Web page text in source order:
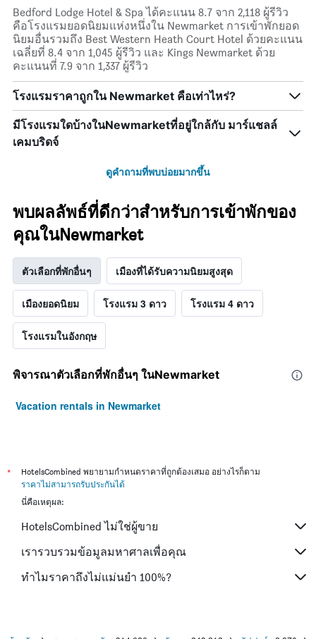
Bedford Lodge Hotel & Spa ได้คะแนน 8.7 จาก 2,118 ผู้รีวิว
คือโรงแรมยอดนิยมแห่งหนึ่งใน Newmarket การเข้าพักยอด
นิยมอื่นรวมถึง Best Western Heath Court Hotel ด้วยคะแนน
เฉลี่ยที่ 8.4 จาก 1,045 ผู้รีวิว และ Kings Newmarket ด้วย
คะแนนที่ 7.9 จาก 1,337 ผู้รีวิว
โรงแรมราคาถูกใน Newmarket คือเท่าไหร่?
มีโรงแรมใดบ้างในNewmarketที่อยู่ใกล้กับ มาร์แชลล์
เคมบริดจ์
ดูคำถามที่พบบ่อยมากขึ้น
พบผลลัพธ์ที่ดีกว่าสำหรับการเข้าพักของ
คุณในNewmarket
ตัวเลือกที่พักอื่นๆ เมืองที่ได้รับความนิยมสูงสุด
เมืองยอดนิยม โรงแรม 3 ดาว โรงแรม 4 ดาว
โรงแรมในอังกฤษ
พิจารณาตัวเลือกที่พักอื่นๆ ในNewmarket
Vacation rentals in Newmarket
*
HotelsCombined พยายามกำหนดราคาที่ถูกต้องเสมอ อย่างไรก็ตาม
ราคาไม่สามารถรับประกันได้
นี่คือเหตุผล:
HotelsCombined ไม่ใช่ผู้ขาย
เรารวบรวมข้อมูลมหาศาลเพื่อคุณ
ทำไมราคาถึงไม่แม่นยำ 100%?